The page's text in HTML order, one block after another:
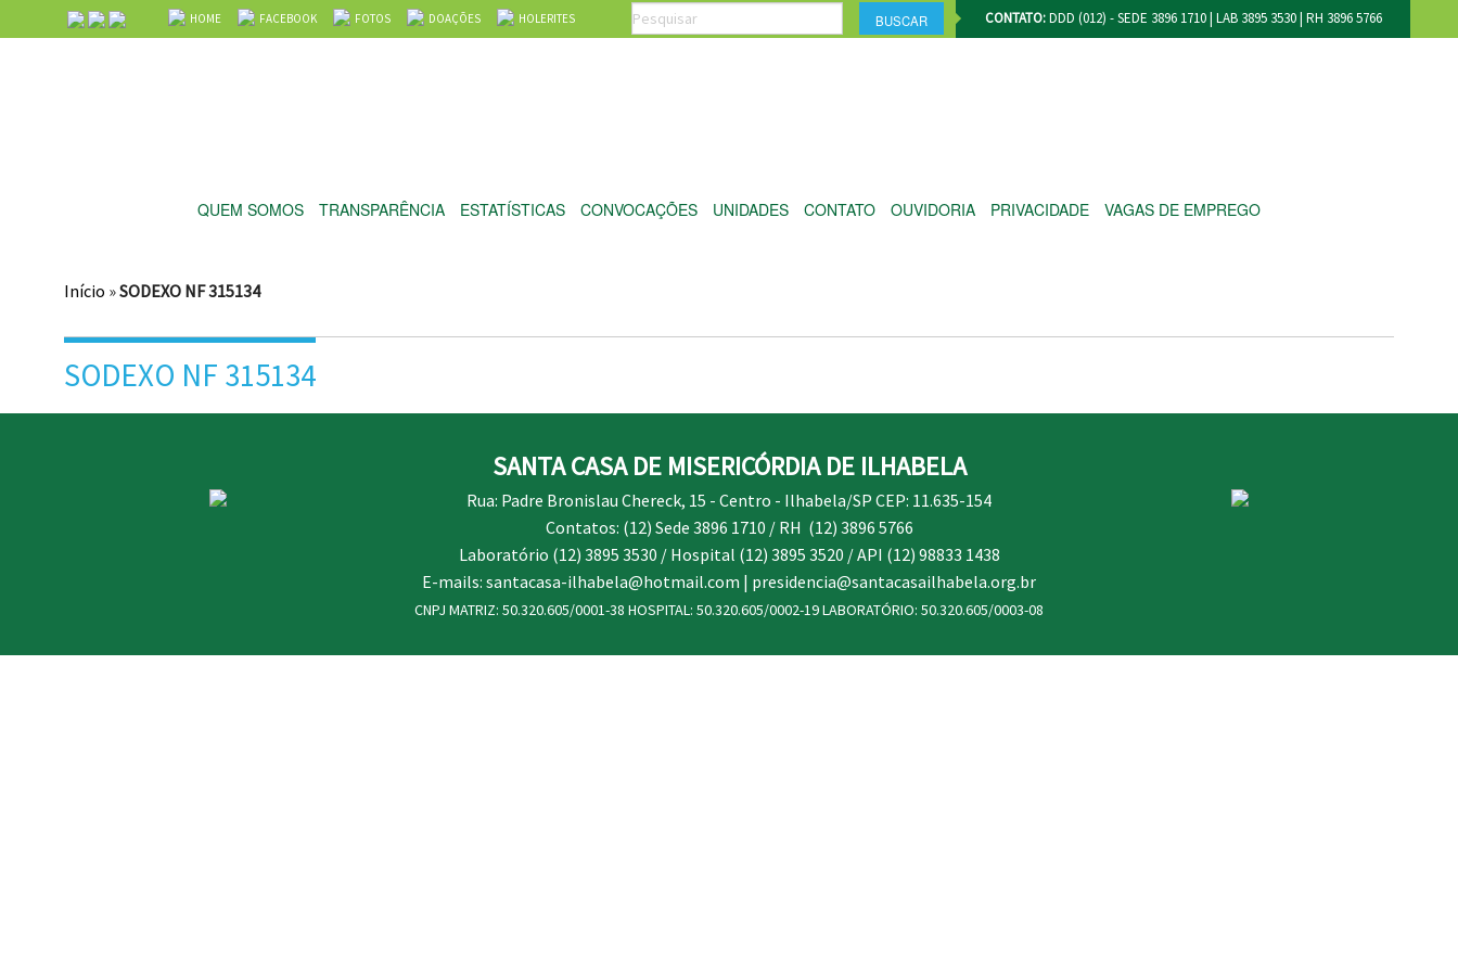
HOME FACEBOOK FOTOS DOAÇÕES HOLERITES CONTATO:DDD (012) - SEDE 3896 1710 | LAB 3895 3530 | RH 3896 5766
QUEM SOMOS TRANSPARÊNCIA ESTATÍSTICAS CONVOCAÇÕES UNIDADES CONTATO OUVIDORIA PRIVACIDADE VAGAS DE EMPREGO
Início »SODEXO NF 315134
SODEXO NF 315134
SANTA CASA DE MISERICÓRDIA DE ILHABELA
Rua: Padre Bronislau Chereck, 15 - Centro - Ilhabela/SP CEP: 11.635-154
Contatos: (12) Sede 3896 1710 / RH (12) 3896 5766
Laboratório (12) 3895 3530 / Hospital (12) 3895 3520 / API (12) 98833 1438
E-mails: santacasa-ilhabela@hotmail.com | presidencia@santacasailhabela.org.br
CNPJ MATRIZ: 50.320.605/0001-38 HOSPITAL: 50.320.605/0002-19 LABORATÓRIO: 50.320.605/0003-08